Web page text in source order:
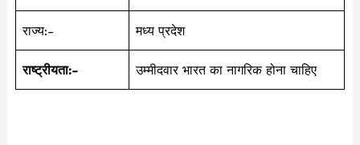
राज्य:- मध्य प्रदेश
राष्ट्रीयता:- उम्मीदवार भारत का नागरिक होना चाहिए